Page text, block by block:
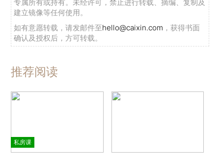
专属所有或持有。未经许可，禁止进行转载、摘编、复制及
建立镜像等任何使用。
如有意愿转载，请发邮件至hello@caixin.com ，获得书面
确认及授权后，方可转载。
推荐阅读
私房课